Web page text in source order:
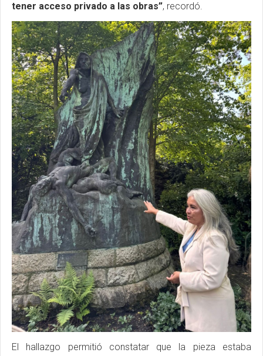
tener acceso privado a las obras”, recordó.
El hallazgo permitió constatar que la pieza estaba